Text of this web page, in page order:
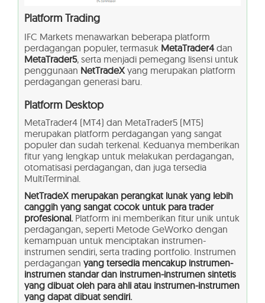
Platform Trading
IFC Markets menawarkan beberapa platform
perdagangan populer, termasuk MetaTrader4 dan
MetaTrader5, serta menjadi pemegang lisensi untuk
penggunaan NetTradeX yang merupakan platform
perdagangan generasi baru.
Platform Desktop
MetaTrader4 (MT4) dan MetaTrader5 (MT5)
merupakan platform perdagangan yang sangat
populer dan sudah terkenal. Keduanya memberikan
fitur yang lengkap untuk melakukan perdagangan,
otomatisasi perdagangan, dan juga tersedia
MultiTerminal.
NetTradeX merupakan perangkat lunak yang lebih
canggih yang sangat cocok untuk para trader
profesional. Platform ini memberikan fitur unik untuk
perdagangan, seperti Metode GeWorko dengan
kemampuan untuk menciptakan instrumen-
instrumen sendiri, serta trading portfolio. Instrumen
perdagangan yang tersedia mencakup instrumen-
instrumen standar dan instrumen-instrumen sintetis
yang dibuat oleh para ahli atau instrumen-instrumen
yang dapat dibuat sendiri.